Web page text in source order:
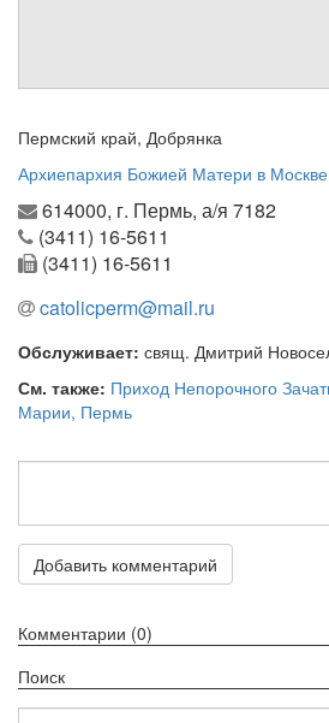
Отправить сообщение
Вход
Пермский край, Добрянка
Архиепархия Божией Матери в Москве
614000, г. Пермь, а/я 7182
(3411) 16-5611
(3411) 16-5611
catolicperm@mail.ru
Обслуживает: свящ. Дмитрий
См. также: Приход Непорочного
Марии, Пермь
Добавить комментарий
Комментарии (0)
Поиск